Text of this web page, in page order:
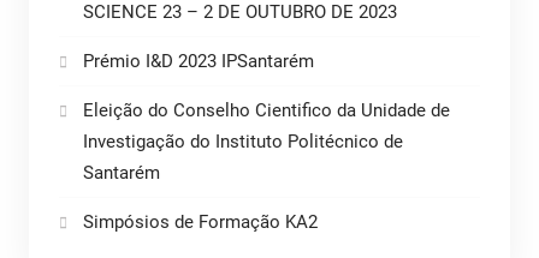
SCIENCE 23 – 2 DE OUTUBRO DE 2023
Prémio I&D 2023 IPSantarém
Eleição do Conselho Cientifico da Unidade de
Investigação do Instituto Politécnico de
Santarém
Simpósios de Formação KA2